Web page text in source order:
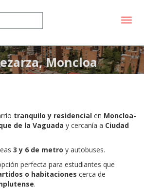
Moncloa
tranquilo y residencial en Moncloa-
de la Vaguada y cercanía a Ciudad
3 y 6 de metro y autobuses.
perfecta para estudiantes que
o habitaciones cerca de
.